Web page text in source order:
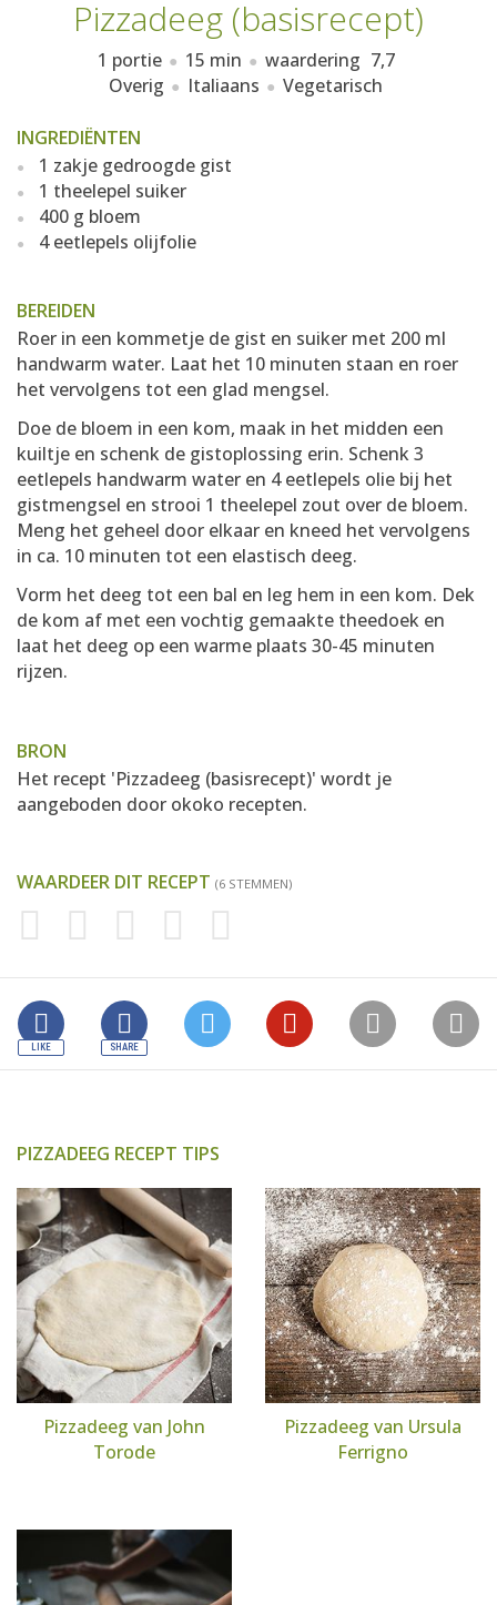
Pizzadeeg (basisrecept)
1 portie 15 min waardering 7,7
Overig
Italiaans Vegetarisch
INGREDIËNTEN
1 zakje gedroogde gist
1 theelepel suiker
400 g bloem
4 eetlepels olijfolie
BEREIDEN
Roer in een kommetje de gist en suiker met 200 ml
handwarm water. Laat het 10 minuten staan en roer
het vervolgens tot een glad mengsel.
Doe de bloem in een kom, maak in het midden een
kuiltje en schenk de gistoplossing erin. Schenk 3
eetlepels handwarm water en 4 eetlepels olie bij het
gistmengsel en strooi 1 theelepel zout over de bloem.
Meng het geheel door elkaar en kneed het vervolgens
in ca. 10 minuten tot een elastisch deeg.
Vorm het deeg tot een bal en leg hem in een kom. Dek
de kom af met een vochtig gemaakte theedoek en
laat het deeg op een warme plaats 30-45 minuten
rijzen.
BRON
Het recept 'Pizzadeeg (basisrecept)' wordt je
aangeboden door okoko recepten.
WAARDEER DIT RECEPT (6 STEMMEN)
PIZZADEEG RECEPT TIPS
Pizzadeeg van John
Torode
Pizzadeeg van Ursula
Ferrigno